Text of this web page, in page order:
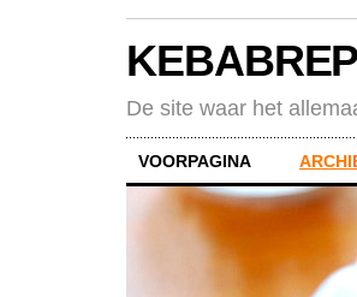
De site waar het
VOORPAGINA